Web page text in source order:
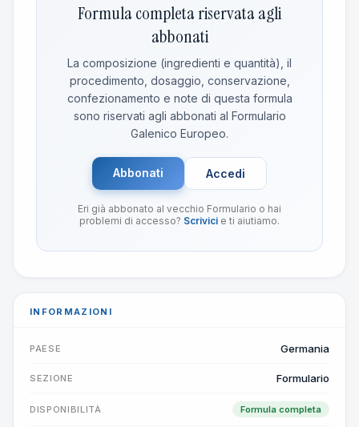
Formula completa riservata agli
abbonati
La composizione (ingredienti e quantità), il
procedimento, dosaggio, conservazione,
confezionamento e note di questa formula
sono riservati agli abbonati al Formulario
Galenico Europeo.
Abbonati Accedi
Eri già abbonato al vecchio Formulario o hai
problemi di accesso? Scrivici e ti aiutiamo.
INFORMAZIONI
PAESE Germania
SEZIONE Formulario
DISPONIBILITÀ Formula completa